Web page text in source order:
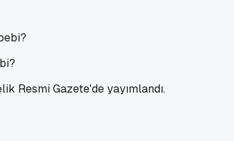
Resmi Gazete'de yayımlandı.